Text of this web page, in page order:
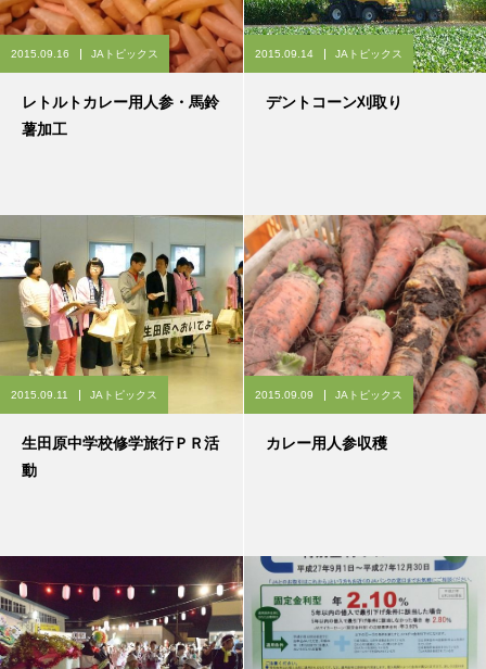
2015.09.16 JAトピックス
レトルトカレー用人参・馬鈴
薯加工
2015.09.14 JAトピックス
デントコーン刈取り
2015.09.11 JAトピックス
生田原中学校修学旅行ＰＲ活
動
2015.09.09 JAトピックス
カレー用人参収穫